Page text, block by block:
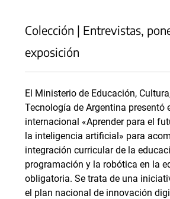
Colección | Entrevistas,
exposición
El Ministerio de Educación,
Tecnología de Argentina presentó
internacional «Aprender para el
la inteligencia artificial» para
integración curricular de la
programación y la robótica en la
obligatoria. Se trata de una
el plan nacional de innovación